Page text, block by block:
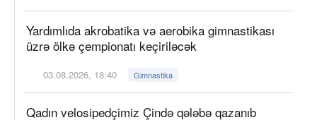
Yardımlıda akrobatika və aerobika gimnastikası
üzrə ölkə çempionatı keçiriləcək
03.08.2026, 18:40 Gimnastika
Qadın velosipedçimiz Çində qələbə qazanıb